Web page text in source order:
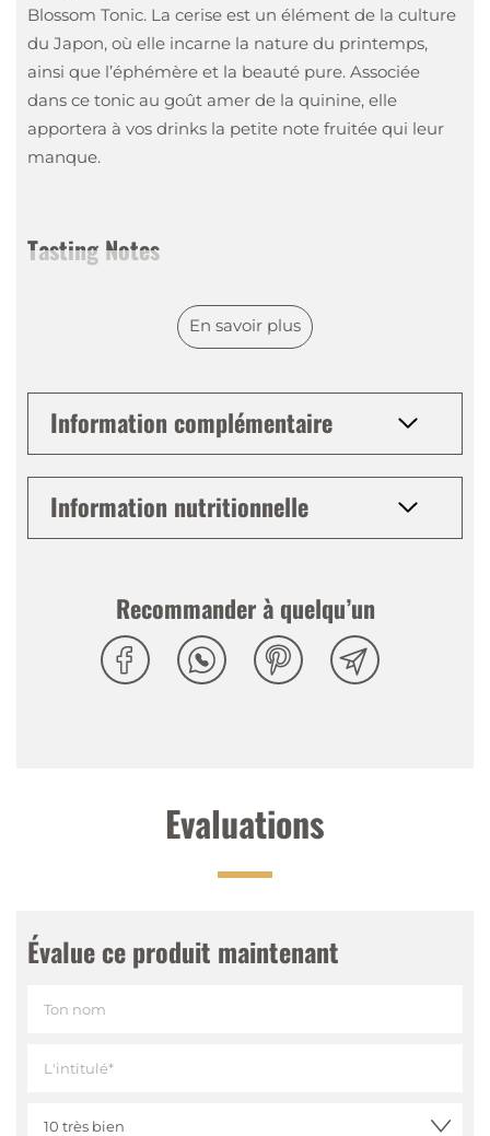
Blossom Tonic. La cerise est un élément de la culture
du Japon, où elle incarne la nature du printemps,
ainsi que l’éphémère et la beauté pure. Associée
dans ce tonic au goût amer de la quinine, elle
apportera à vos drinks la petite note fruitée qui leur
manque.
Tasting Notes
Note amère de cerise
Finale agréablement douce avec une note
En savoir plus
Information complémentaire
Information nutritionnelle
Recommander à quelqu’un
Evaluations
Évalue ce produit maintenant